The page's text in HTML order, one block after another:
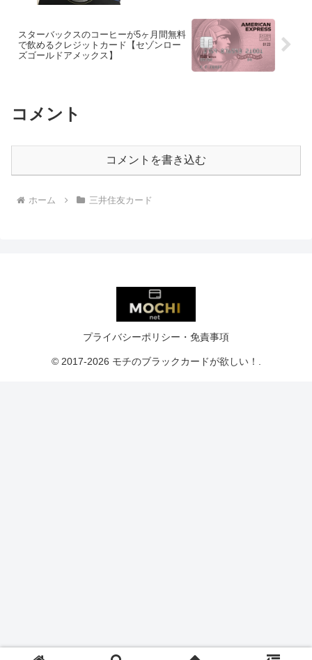
スターバックスのコーヒーが5ヶ月間無料
で飲めるクレジットカード【セゾンロー
ズゴールドアメックス】
コメント
コメントを書き込む
ホーム 三井住友カード
プライバシーポリシー・免責事項
© 2017-2026 モチのブラックカードが欲しい！.